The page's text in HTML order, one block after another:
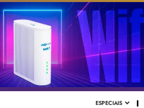
ESPECIAIS